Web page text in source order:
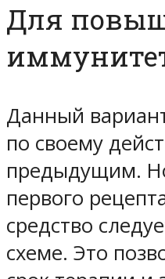
Для
Данный
по своему
предыдущим.
первого
средство
схеме. Это